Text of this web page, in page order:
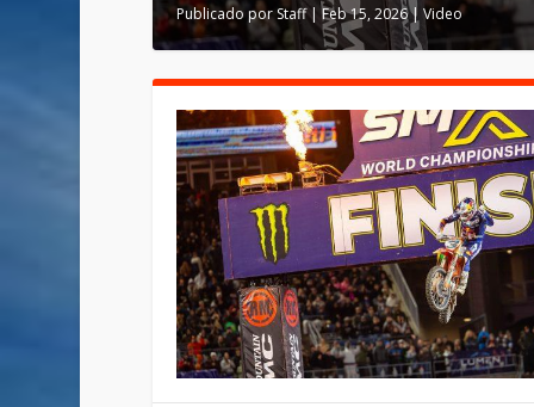
Publicado porStaff|Feb 15, 2026| Video